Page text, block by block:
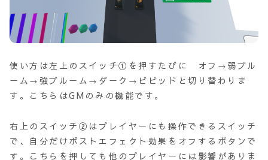
使い方は左上のスイッチ①を押すたびに オフ→弱ブル
ーム→強ブルーム→ダーク→ビビッドと切り替わりま
す。こちらはGMのみの機能です。
右上のスイッチ②はプレイヤーにも操作できるスイッチ
で、自分だけポストエフェクト効果をオフするボタンで
す。こちらを押しても他のプレイヤーには影響がありま